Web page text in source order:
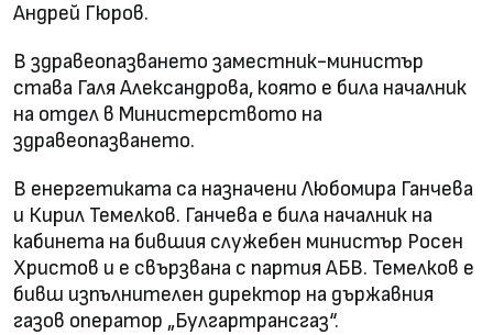
Андрей Гюров.
В здравеопазването заместник-министър
става Галя Александрова, която е била началник
на отдел в Министерството на
здравеопазването.
В енергетиката са назначени Любомира Ганчева
и Кирил Темелков. Ганчева е била началник на
кабинета на бившия служебен министър Росен
Христов и е свързвана с партия АБВ. Темелков е
бивш изпълнителен директор на държавния
газов оператор „Булгартрансгаз“.